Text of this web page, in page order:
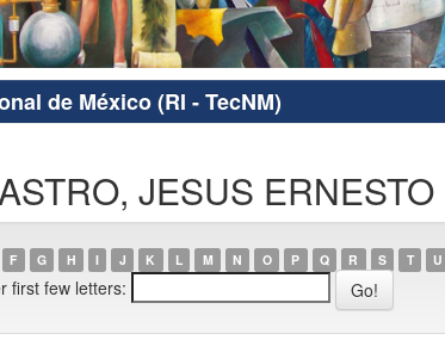
de México (RI - TecNM)
JESUS ERNESTO
F G H I J K L M N O P Q R S T U
first few letters: